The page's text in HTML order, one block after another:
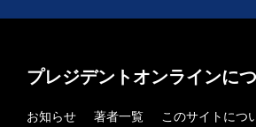
プレジデントオンラインに
お知らせ 著者一覧
このサイトにつ